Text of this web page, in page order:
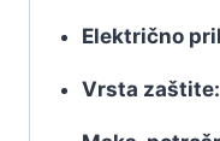
Električno
Vrsta zaštite: